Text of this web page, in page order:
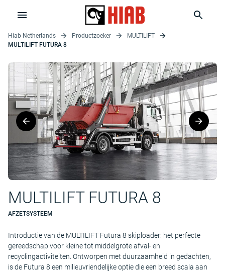
Hiab Netherlands Productzoeker
MULTILIFT
MULTILIFT FUTURA 8
MULTILIFT FUTURA 8
AFZETSYSTEEM
Introductie van de MULTILIFT Futura 8 skiploader: het perfecte
gereedschap voor kleine tot middelgrote afval- en
recyclingactiviteiten. Ontworpen met duurzaamheid in gedachten,
is de Futura 8 een milieuvriendelijke optie die een breed scala aan